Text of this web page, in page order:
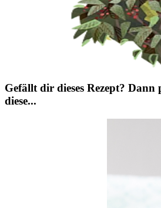
Gefällt dir dieses Rezept? Dann
diese...